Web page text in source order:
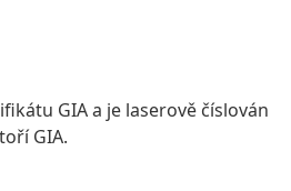
GIA a je laserově číslován
GIA.